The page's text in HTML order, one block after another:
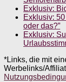
Exklusiv:
Exklusiv:
oder das?”
Exklusiv:
*Links, die mit
Werbelinks/